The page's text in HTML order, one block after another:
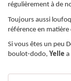
régulièrement à de
Toujours aussi
référence en matière
Si vous êtes un peu
boulot-dodo, Yelle a